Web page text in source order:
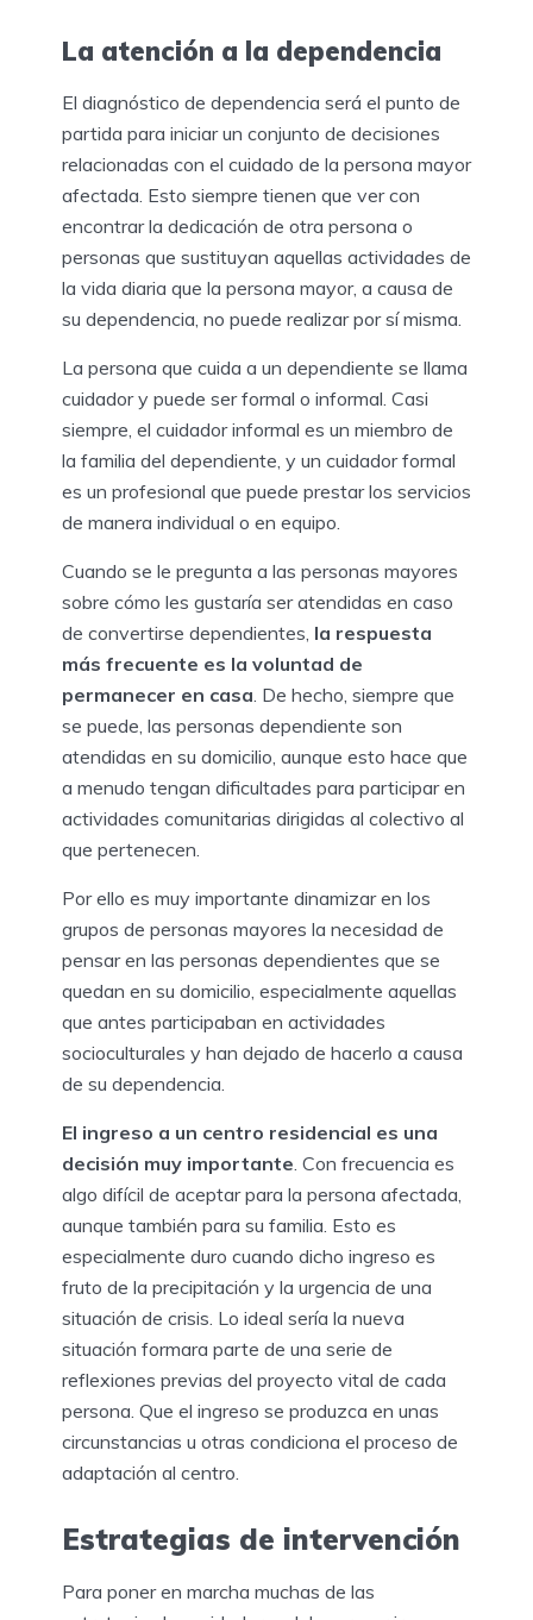
La atención a la dependencia
El diagnóstico de dependencia será el punto de
partida para iniciar un conjunto de decisiones
relacionadas con el cuidado de la persona mayor
afectada. Esto siempre tienen que ver con
encontrar la dedicación de otra persona o
personas que sustituyan aquellas actividades de
la vida diaria que la persona mayor, a causa de
su dependencia, no puede realizar por sí misma.
La persona que cuida a un dependiente se llama
cuidador y puede ser formal o informal. Casi
siempre, el cuidador informal es un miembro de
la familia del dependiente, y un cuidador formal
es un profesional que puede prestar los servicios
de manera individual o en equipo.
Cuando se le pregunta a las personas mayores
sobre cómo les gustaría ser atendidas en caso
de convertirse dependientes, la respuesta
más frecuente es la voluntad de
permanecer en casa. De hecho, siempre que
se puede, las personas dependiente son
atendidas en su domicilio, aunque esto hace que
a menudo tengan dificultades para participar en
actividades comunitarias dirigidas al colectivo al
que pertenecen.
Por ello es muy importante dinamizar en los
grupos de personas mayores la necesidad de
pensar en las personas dependientes que se
quedan en su domicilio, especialmente aquellas
que antes participaban en actividades
socioculturales y han dejado de hacerlo a causa
de su dependencia.
El ingreso a un centro residencial es una
decisión muy importante. Con frecuencia es
algo difícil de aceptar para la persona afectada,
aunque también para su familia. Esto es
especialmente duro cuando dicho ingreso es
fruto de la precipitación y la urgencia de una
situación de crisis. Lo ideal sería la nueva
situación formara parte de una serie de
reflexiones previas del proyecto vital de cada
persona. Que el ingreso se produzca en unas
circunstancias u otras condiciona el proceso de
adaptación al centro.
Estrategias de intervención
Para poner en marcha muchas de las